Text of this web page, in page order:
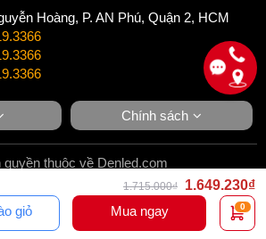
1.715.000₫
1.649.230₫
giỏ
Mua ngay 0
Hoàng, P. AN Phú, Quận 2, HCM
Chính sách
thuộc về Denled.com